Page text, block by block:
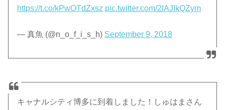
https://t.co/kPwOTdZxsz pic.twitter.com/2IAJIkQZym
— 真魚 (@n_o_f_i_s_h) September 9, 2018
キャナルシティ博多に到着しました！しゅはまさん